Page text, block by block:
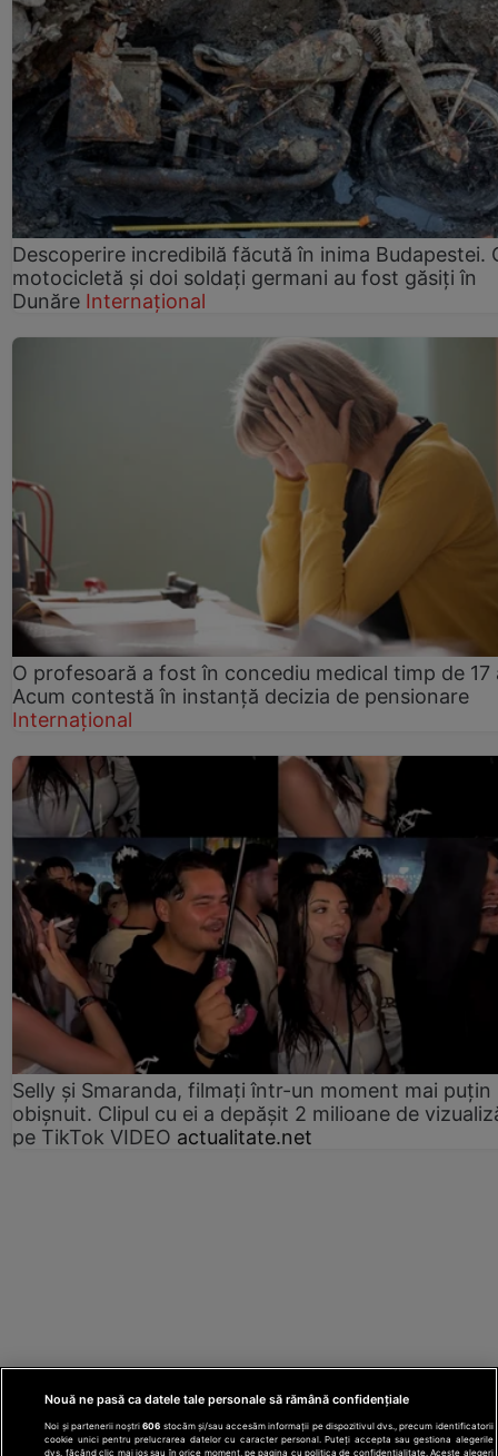
Descoperire incredibilă făcută în inima Budapestei.
motocicletă și doi soldați germani au fost găsiți în
Dunăre Internațional
O profesoară a fost în concediu medical timp de 17
Acum contestă în instanță decizia de pensionare
Internațional
Selly și Smaranda, filmați într-un moment mai puțin
obișnuit. Clipul cu ei a depășit 2 milioane de
pe TikTok VIDEO actualitate.net
Nouă ne pasă ca datele tale personale să rămână confidențiale
Noi și partenerii noștri606 stocăm și/sau accesăm informații pe dispozitivul dvs., precum identificatorii
cookie unici pentru prelucrarea datelor cu caracter personal. Puteți accepta sau gestiona alegerile
dvs. făcând clic mai jos sau în orice moment, pe pagina cu politica de confidențialitate. Aceste alegeri